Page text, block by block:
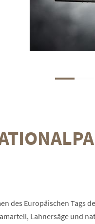
des Europäischen Tags
Lahnersäge und